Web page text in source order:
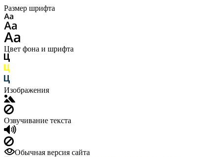
Размер шрифта
Цвет фона и шрифта
Изображения
Озвучивание текста
Обычная версия сайта